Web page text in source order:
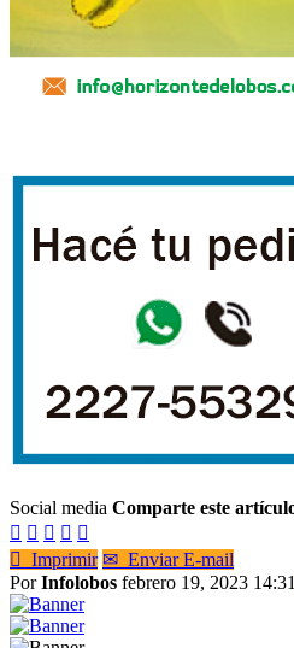
Social media Comparte este
    
 Imprimir ✉ Enviar E-mail
PorInfolobos febrero 19, 2023 14:31